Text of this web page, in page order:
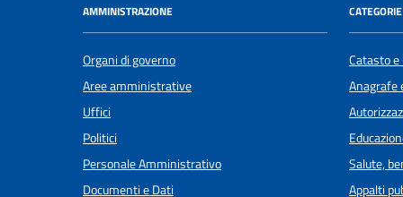
AMMINISTRAZIONE
Organi di governo
Aree amministrative
Uffici
Politici
Personale Amministrativo
Documenti e Dati
Catasto
Anagrafe
Salute,
Appalti